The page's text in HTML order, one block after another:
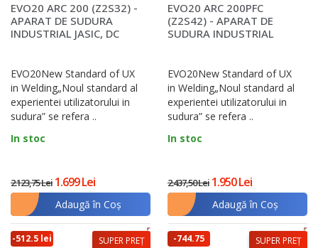
EVO20 ARC 200 (Z2S32) -
APARAT DE SUDURA
INDUSTRIAL JASIC, DC
EVO20New Standard of UX
in Welding„Noul standard al
experientei utilizatorului in
sudura” se refera ..
In stoc
2.123,75 Lei 1.699 Lei
Adaugă în Coş
EVO20 ARC 200PFC
(Z2S42) - APARAT DE
SUDURA INDUSTRIAL
EVO20New Standard of UX
in Welding„Noul standard al
experientei utilizatorului in
sudura” se refera ..
In stoc
2.437,50 Lei 1.950 Lei
Adaugă în Coş
SUPER PREȚ
-512.5 lei SUPER PREȚ
-744.75